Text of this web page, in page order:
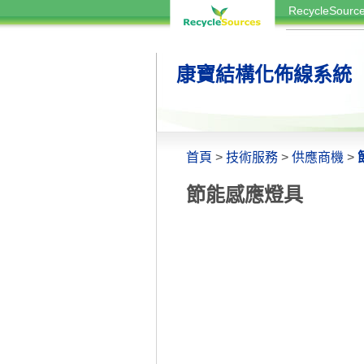
康寶結構化佈線系統
首頁 > 技術服務 > 供應商機 >
節能感應燈具